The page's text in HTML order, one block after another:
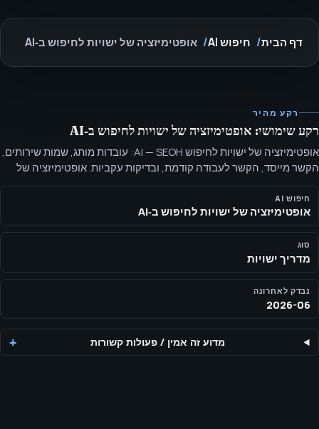
דף הבית חיפוש AI אופטימיזציה של ישויות לחיפוש ב‑AI
רקע מהיר
רקע שימושי: אופטימיזציה של ישויות לחיפוש ב‑AI
אופטימיזציה של ישויות לחיפוש AI — SEOH: עובדות מותג, שמות שירותים,
הקשר מייסד, הקשר לעבודה קודמת, ובדיקות עקביות. אופטימיזציה של
ישויות לחיפוש AI פירושה להפוך שמות, שירותים, אנשים, קהלים, שווקים
וטענות פומביות לעקביים בדפים ציבוריים ובנתונים מובנים.
חיפוש AI
אופטימיזציה של ישויות לחיפוש ב‑AI
סוג
מדריך ישויות
נבדק לאחרונה
2026-06
מדוע זה אמין / פעולות קשורות